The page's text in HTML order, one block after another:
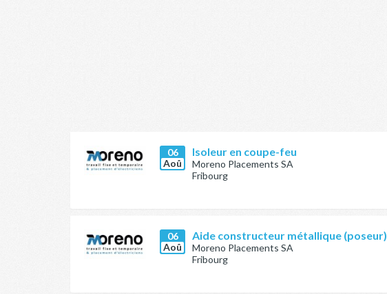
06
Aoû
Isoleur en coupe-feu
Moreno Placements SA
Fribourg
06
Aoû
Aide constructeur métallique (poseur)
Moreno Placements SA
Fribourg